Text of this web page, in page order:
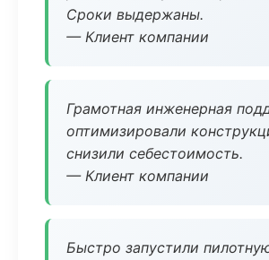
Сроки выдержаны.
— Клиент компании
Грамотная инженерная
оптимизировали
снизили себестоимость.
— Клиент компании
Быстро запустили